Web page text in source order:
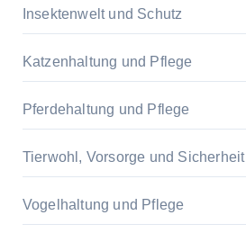
Insektenwelt und Schutz
Katzenhaltung und Pflege
Pferdehaltung und Pflege
Tierwohl, Vorsorge und Sicherheit
Vogelhaltung und Pflege